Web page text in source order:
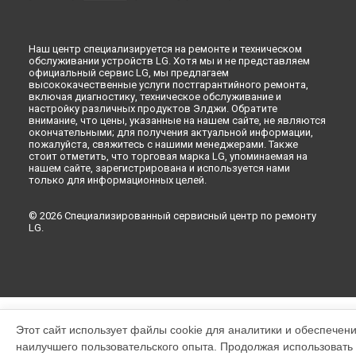
Наш центр специализируется на ремонте и техническом
обслуживании устройств LG. Хотя мы и не представляем
официальный сервис LG, мы предлагаем
высококачественные услуги постгарантийного ремонта,
включая диагностику, техническое обслуживание и
настройку различных продуктов Элджи. Обратите
внимание, что цены, указанные на нашем сайте, не являются
окончательными; для получения актуальной информации,
пожалуйста, свяжитесь с нашими менеджерами. Также
стоит отметить, что торговая марка LG, упоминаемая на
нашем сайте, зарегистрирована и используется нами
только для информационных целей.
© 2026 Специализированный сервисный центр по ремонту
LG.
Этот сайт использует файлы cookie для аналитики и
наилучшего пользовательского опыта. Продолжая использовать